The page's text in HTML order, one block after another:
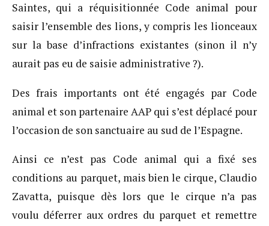
Saintes, qui a réquisitionnée Code animal pour
saisir l’ensemble des lions, y compris les lionceaux
sur la base d’infractions existantes (sinon il n’y
aurait pas eu de saisie administrative ?).
Des frais importants ont été engagés par Code
animal et son partenaire AAP qui s’est déplacé pour
l’occasion de son sanctuaire au sud de l’Espagne.
Ainsi ce n’est pas Code animal qui a fixé ses
conditions au parquet, mais bien le cirque, Claudio
Zavatta, puisque dès lors que le cirque n’a pas
voulu déferrer aux ordres du parquet et remettre